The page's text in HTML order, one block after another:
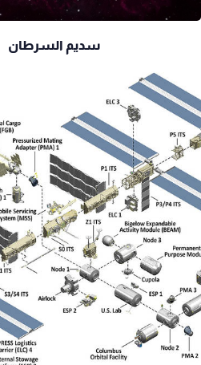
سديم السرطان